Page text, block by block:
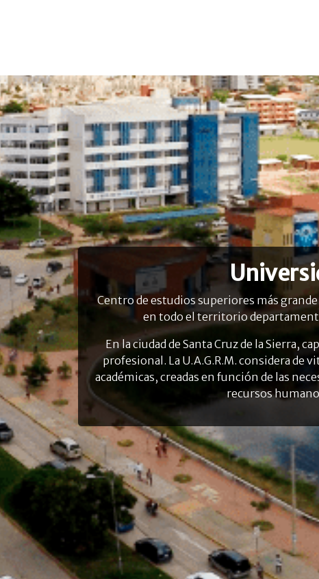
Centro de estudios superiores más
en todo el territorio
En la ciudad de Santa Cruz de la Sierra,
profesional. La U.A.G.R.M. considera de
académicas, creadas en función de las
recursos